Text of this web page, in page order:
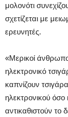
μολονότι
σχετίζεται με
ερευνητές.
«Μερικοί
ηλεκτρονικό
καπνίζουν
ηλεκτρονικού
αντικαθιστούν